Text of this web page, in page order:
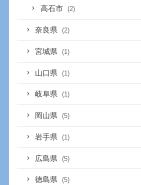
高石市 (2)
奈良県 (2)
宮城県 (1)
山口県 (1)
岐阜県 (1)
岡山県 (5)
岩手県 (1)
広島県 (5)
徳島県 (5)